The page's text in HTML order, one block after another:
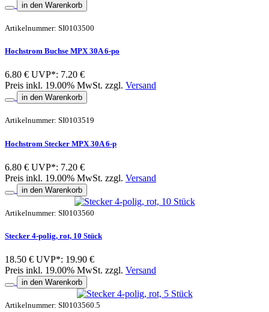
in den Warenkorb
Artikelnummer: SI0103500
Hochstrom Buchse MPX 30A 6-po
6.80 € UVP*: 7.20 €
Preis inkl. 19.00% MwSt. zzgl. Versand
in den Warenkorb
Artikelnummer: SI0103519
Hochstrom Stecker MPX 30A 6-p
6.80 € UVP*: 7.20 €
Preis inkl. 19.00% MwSt. zzgl. Versand
in den Warenkorb
Artikelnummer: SI0103560
Stecker 4-polig, rot, 10 Stück
18.50 € UVP*: 19.90 €
Preis inkl. 19.00% MwSt. zzgl. Versand
in den Warenkorb
Artikelnummer: SI0103560.5